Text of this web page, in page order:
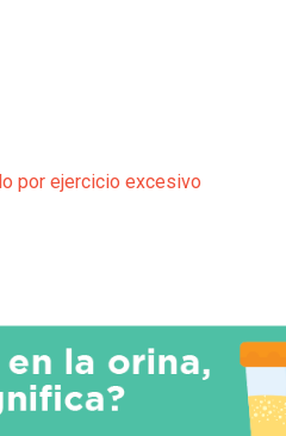
por ejercicio excesivo